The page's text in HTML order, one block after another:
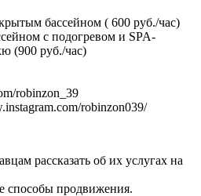
бассейном ( 600 руб./час)
с подогревом и SPA-
(900 руб./час)
robinzon_39
robinzon039/
рассказать об их услугах на
способы продвижения.